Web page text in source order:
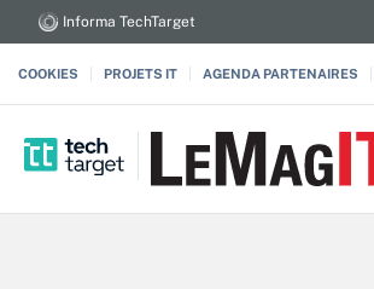
Informa TechTarget
COOKIES PROJETS IT AGENDA PARTENAIRES